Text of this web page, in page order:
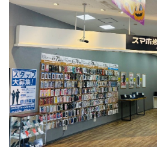
社員紹介
上京支援制度
保護者の方・進路指導の先生へ
よくあるご質問